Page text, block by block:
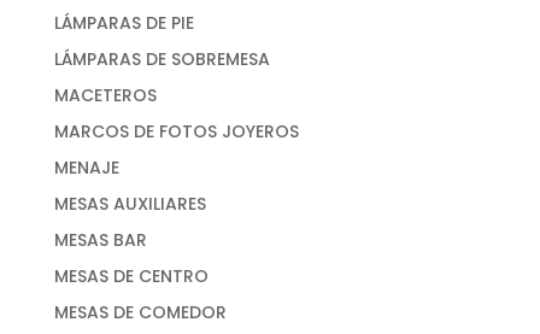
LÁMPARAS DE PIE
LÁMPARAS DE SOBREMESA
MACETEROS
MARCOS DE FOTOS JOYEROS
MENAJE
MESAS AUXILIARES
MESAS BAR
MESAS DE CENTRO
MESAS DE COMEDOR